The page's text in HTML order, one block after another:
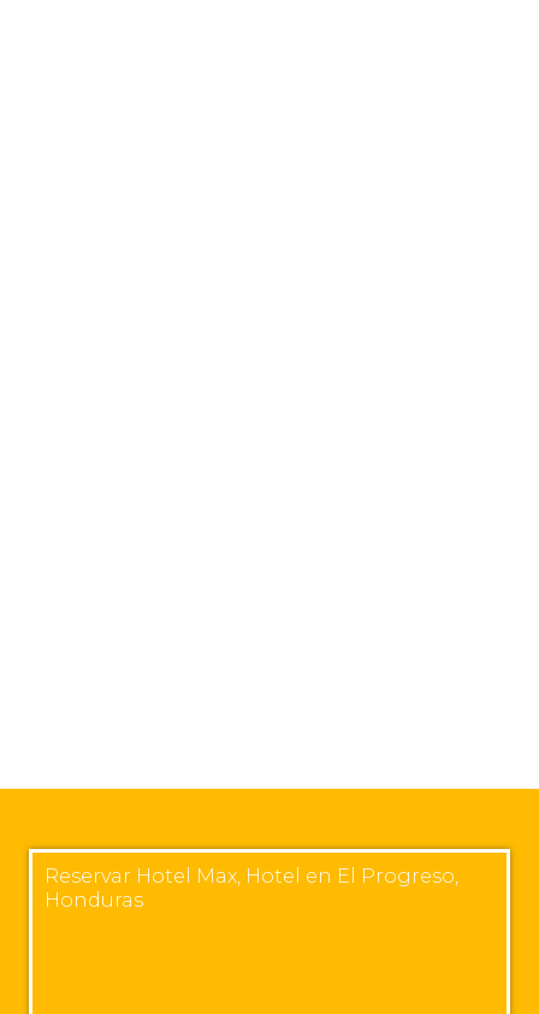
Reservar Hotel Max, Hotel en El Progreso,
Honduras